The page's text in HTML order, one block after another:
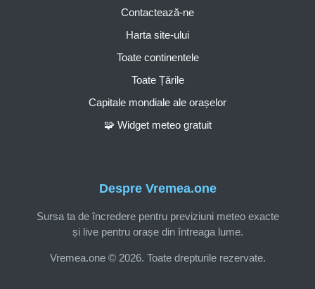
Despre Vremea.one
Sursa ta de încredere pentru previziuni meteo exacte
și live pentru orașe din întreaga lume.
Vremea.one © 2026. Toate drepturile rezervate.
Contactează-ne
Harta site-ului
Toate continentele
Toate Țările
Capitale mondiale ale orașelor
🧩 Widget meteo gratuit